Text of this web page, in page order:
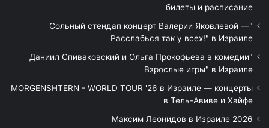
билеты и расписание
"Сольный стендап концерт Валерии Яковлевой —
Расслабься так у всех!" в Израиле
"Даниил Спиваковский и Ольга Прокофьева в комедии
Взрослые игры" в Израиле
MORGENSHTERN - WORLD TOUR '26 в Израиле — концерты
в Тель-Авиве и Хайфе
Максим Леонидов в Израиле 2026